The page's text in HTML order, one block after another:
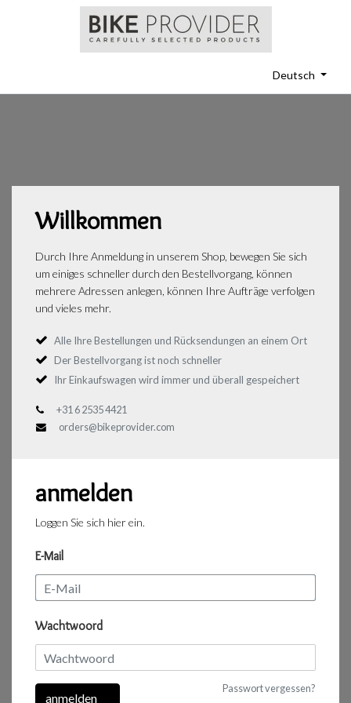
Deutsch
Willkommen
Durch Ihre Anmeldung in unserem Shop, bewegen Sie sich
um einiges schneller durch den Bestellvorgang, können
mehrere Adressen anlegen, können Ihre Aufträge verfolgen
und vieles mehr.
Alle Ihre Bestellungen und Rücksendungen an einem Ort
Der Bestellvorgang ist noch schneller
Ihr Einkaufswagen wird immer und überall gespeichert
+31 6 2535 4421
orders@bikeprovider.com
anmelden
Loggen Sie sich hier ein.
E-Mail
Wachtwoord
Passwort vergessen?
anmelden